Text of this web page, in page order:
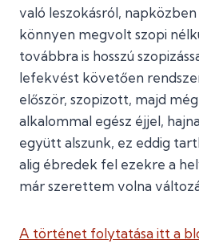
való leszokásról,
könnyen megvolt szopi
továbbra is hosszú
lefekvést követően
először, szopizott, majd
alkalommal egész éjjel,
együtt alszunk, ez eddig
alig ébredek fel ezekre a
már szerettem volna
A történet folytatása itt a